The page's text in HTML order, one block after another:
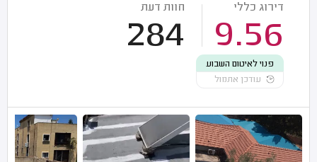
דירוג כללי
9.56
חוות דעת
284
פנוי לאיטום השבוע
עודכן אתמול